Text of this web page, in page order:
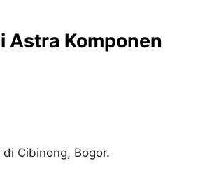
Astra Komponen
Cibinong, Bogor.